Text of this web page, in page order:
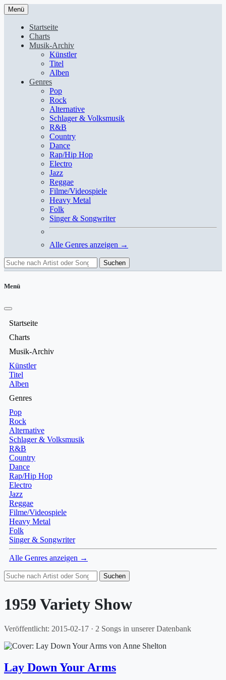
Menü
Startseite
Charts
Musik-Archiv
Künstler
Titel
Alben
Genres
Pop
Rock
Alternative
Schlager & Volksmusik
R&B
Country
Dance
Rap/Hip Hop
Electro
Jazz
Reggae
Filme/Videospiele
Heavy Metal
Folk
Singer & Songwriter
Alle Genres anzeigen →
Suchen
Menü
Startseite
Charts
Musik-Archiv
Künstler
Titel
Alben
Genres
Pop
Rock
Alternative
Schlager & Volksmusik
R&B
Country
Dance
Rap/Hip Hop
Electro
Jazz
Reggae
Filme/Videospiele
Heavy Metal
Folk
Singer & Songwriter
Alle Genres anzeigen →
Suchen
1959 Variety Show
Veröffentlicht: 2015-02-17 · 2 Songs in unserer Datenbank
Lay Down Your Arms